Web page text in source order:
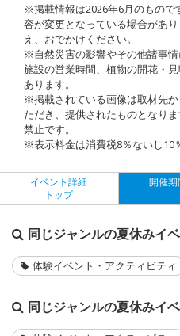
※掲載情報は2026年6月のもので
容が変更となっている場合があ
え、おでかけください。
※自然災害の影響やその他諸事情
施設の営業時間、植物の開花・
あります。
※掲載されている画像は取材先
ただき、提供されたものとなり
禁止です。
※表示料金は消費税8％ないし10
イベント詳細
トップ
開催
同じジャンルの夏休みイ
体験イベント・アクティビティ
同じジャンルの夏休みイ